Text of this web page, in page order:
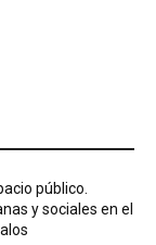
público.
y sociales en el